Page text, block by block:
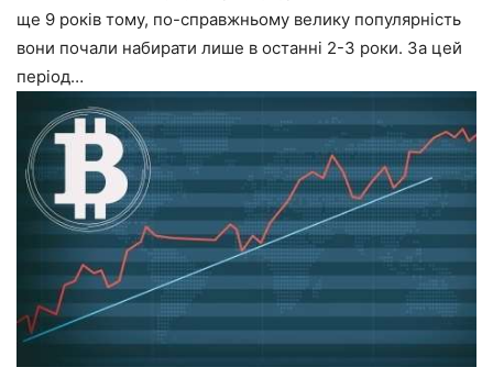
ще 9 років тому, по-справжньому велику популярність
вони почали набирати лише в останні 2-3 роки. За цей
період…